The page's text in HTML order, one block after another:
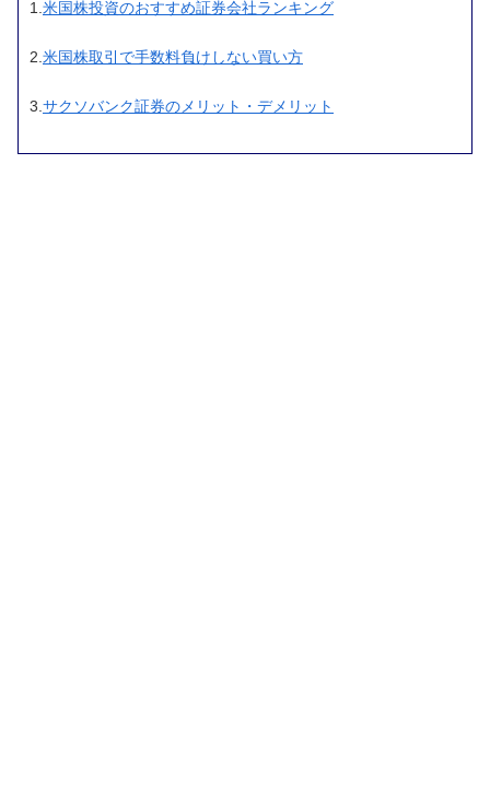
1. 米国株投資のおすすめ証券会社ランキング
2. 米国株取引で手数料負けしない買い方
3.サクソバンク証券のメリット・デメリット